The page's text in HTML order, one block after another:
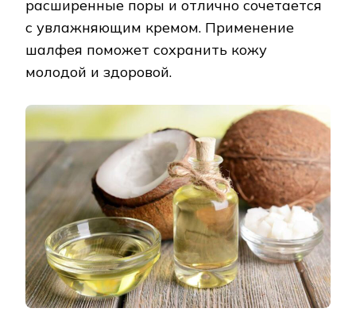
расширенные поры и отлично сочетается
с увлажняющим кремом. Применение
шалфея поможет сохранить кожу
молодой и здоровой.